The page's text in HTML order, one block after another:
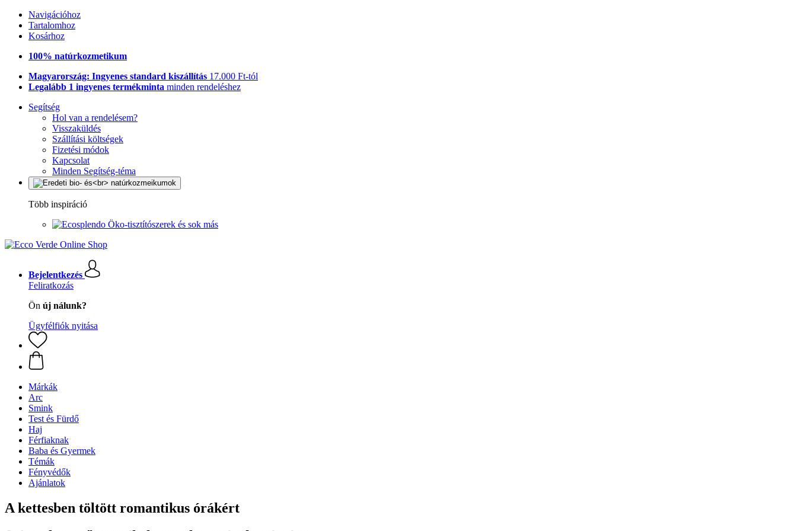
Navigációhoz
Tartalomhoz
Kosárhoz
100% natúrkozmetikum
Magyarország: Ingyenes standard kiszállítás 17.000 Ft-tól
Legalább 1 ingyenes termékminta minden rendeléshez
Segítség
Hol van a rendelésem?
Visszaküldés
Szállítási költségek
Fizetési módok
Kapcsolat
Minden Segítség-téma
Több inspiráció
Öko-tisztítószerek és sok más
Bejelentkezés
Feliratkozás
Ön új nálunk?
Ügyfélfiók nyitása
Márkák
Arc
Smink
Test és Fürdő
Haj
Férfiaknak
Baba és Gyermek
Témák
Fényvédők
Ajánlatok
A kettesben töltött romantikus órákért